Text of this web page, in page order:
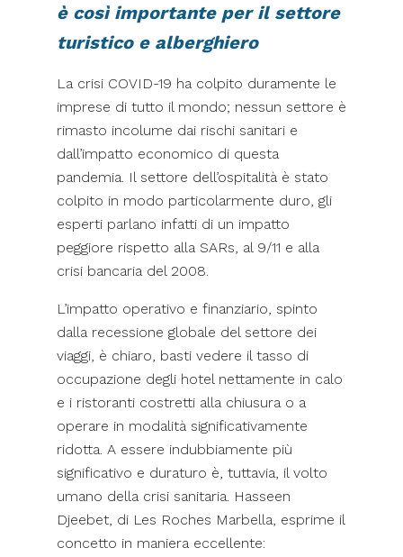
è così importante per il settore
turistico e alberghiero
La crisi COVID-19 ha colpito duramente le
imprese di tutto il mondo; nessun settore è
rimasto incolume dai rischi sanitari e
dall’impatto economico di questa
pandemia. Il settore dell’ospitalità è stato
colpito in modo particolarmente duro, gli
esperti parlano infatti di un impatto
peggiore rispetto alla SARs, al 9/11 e alla
crisi bancaria del 2008.
L’impatto operativo e finanziario, spinto
dalla recessione globale del settore dei
viaggi, è chiaro, basti vedere il tasso di
occupazione degli hotel nettamente in calo
e i ristoranti costretti alla chiusura o a
operare in modalità significativamente
ridotta. A essere indubbiamente più
significativo e duraturo è, tuttavia, il volto
umano della crisi sanitaria. Hasseen
Djeebet, di Les Roches Marbella, esprime il
concetto in maniera eccellente: